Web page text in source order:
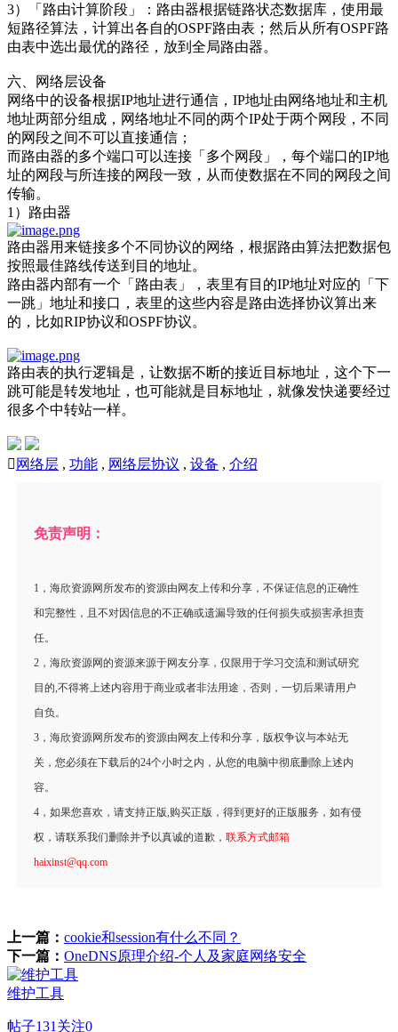
3）「路由计算阶段」：路由器根据链路状态数据库，使用最
短路径算法，计算出各自的OSPF路由表；然后从所有OSPF路
由表中选出最优的路径，放到全局路由器。
六、网络层设备
网络中的设备根据IP地址进行通信，IP地址由网络地址和主机
地址两部分组成，网络地址不同的两个IP处于两个网段，不同
的网段之间不可以直接通信；
而路由器的多个端口可以连接「多个网段」，每个端口的IP地
址的网段与所连接的网段一致，从而使数据在不同的网段之间
传输。
1）路由器
路由器用来链接多个不同协议的网络，根据路由算法把数据包
按照最佳路线传送到目的地址。
路由器内部有一个「路由表」，表里有目的IP地址对应的「下
一跳」地址和接口，表里的这些内容是路由选择协议算出来
的，比如RIP协议和OSPF协议。
路由表的执行逻辑是，让数据不断的接近目标地址，这个下一
跳可能是转发地址，也可能就是目标地址，就像发快递要经过
很多个中转站一样。
 网络层 , 功能 , 网络层协议 , 设备 , 介绍
免责声明：
1，海欣资源网所发布的资源由网友上传和分享，不保证信息的正确性
和完整性，且不对因信息的不正确或遗漏导致的任何损失或损害承担责
任。
2，海欣资源网的资源来源于网友分享，仅限用于学习交流和测试研究
目的,不得将上述内容用于商业或者非法用途，否则，一切后果请用户
自负。
3，海欣资源网所发布的资源由网友上传和分享，版权争议与本站无
关，您必须在下载后的24个小时之内，从您的电脑中彻底删除上述内
容。
4，如果您喜欢，请支持正版,购买正版，得到更好的正版服务，如有侵
权，请联系我们删除并予以真诚的道歉， 联系方式邮箱
haixinst@qq.com
上一篇： cookie和session有什么不同？
下一篇： OneDNS原理介绍-个人及家庭网络安全
维护工具
帖子131 关注0